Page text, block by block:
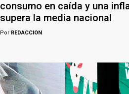
consumo en caída y una
supera la media nacional
Por REDACCION